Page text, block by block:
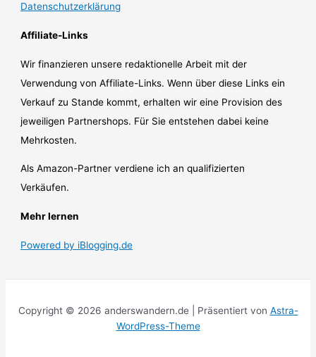
Datenschutzerklärung
Affiliate-Links
Wir finanzieren unsere redaktionelle Arbeit mit der
Verwendung von Affiliate-Links. Wenn über diese Links ein
Verkauf zu Stande kommt, erhalten wir eine Provision des
jeweiligen Partnershops. Für Sie entstehen dabei keine
Mehrkosten.
Als Amazon-Partner verdiene ich an qualifizierten
Verkäufen.
Mehr lernen
Powered by iBlogging.de
Copyright © 2026 anderswandern.de | Präsentiert von Astra-
WordPress-Theme